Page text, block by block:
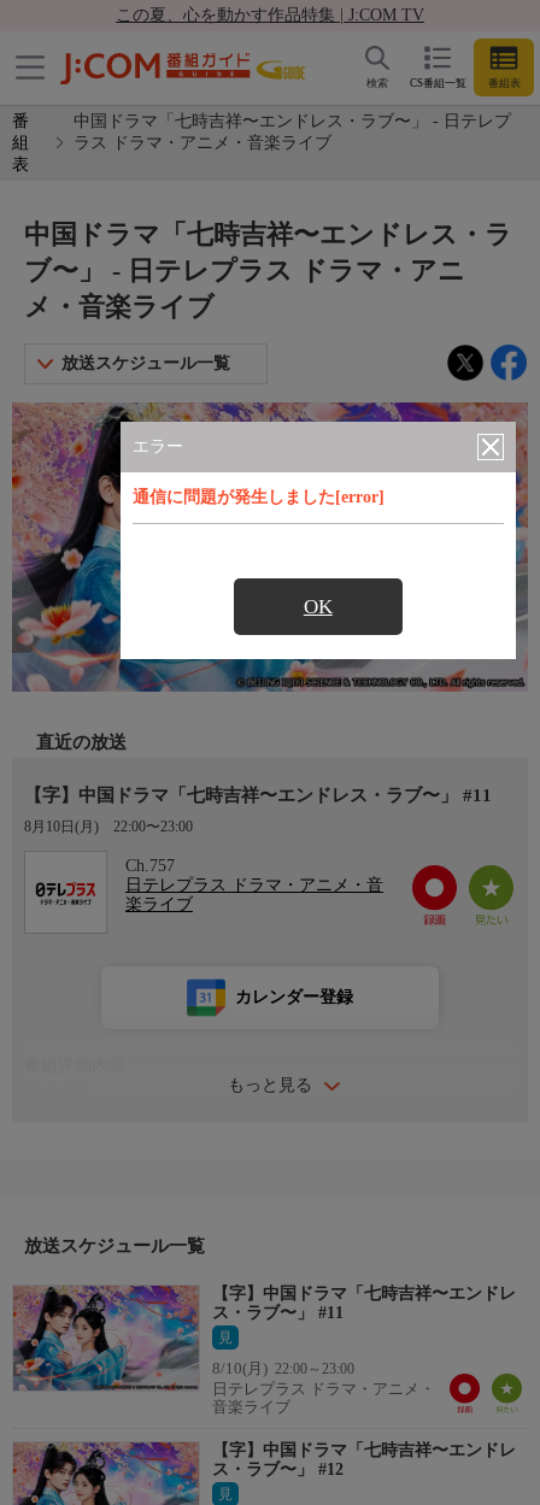
この夏、心を動かす作品特集 | J:COM TV
CS番組一覧 番組表
検索
番
組
表
中国ドラマ「七時吉祥〜エンドレス・ラブ〜」 - 日テレプ
ラス ドラマ・アニメ・音楽ライブ
エラー
通信に問題が発生しました[error]
OK
中国ドラマ「七時吉祥〜エンドレス・ラ
ブ〜」 - 日テレプラス ドラマ・アニ
メ・音楽ライブ
放送スケジュール一覧
直近の放送
【字】中国ドラマ「七時吉祥〜エンドレス・ラブ〜」 #11
8月10日(月) 22:00〜23:00
Ch.757
日テレプラス ドラマ・アニメ・音
楽ライブ
もっと見る
カレンダー登録
赤い糸で結ばれてしまう。
放送スケジュール一覧
【字】中国ドラマ「七時吉祥〜エンドレ
ス・ラブ〜」 #11
見
8/10(月) 22:00～23:00
日テレプラス ドラマ・アニメ・
音楽ライブ
【字】中国ドラマ「七時吉祥〜エンドレ
ス・ラブ〜」 #12
見